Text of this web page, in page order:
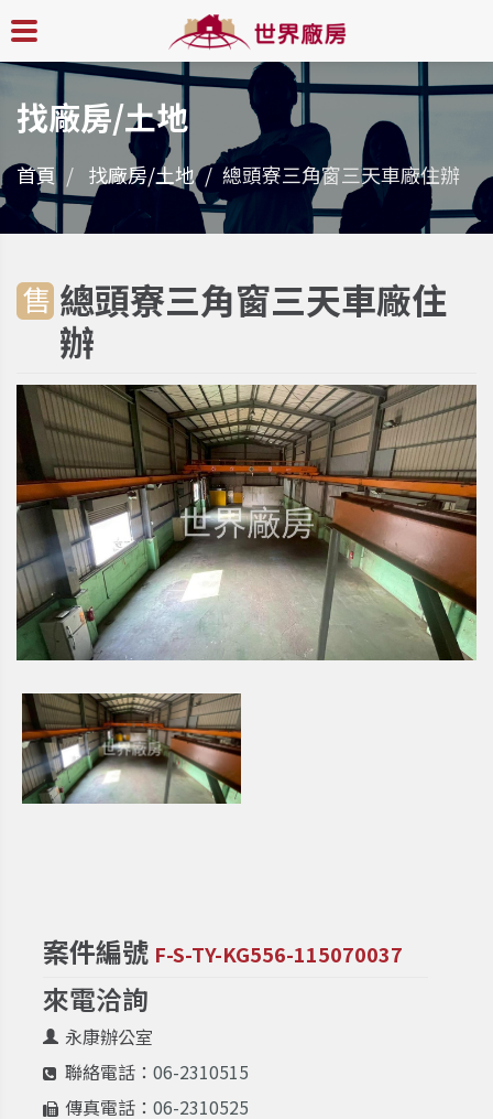
找廠房/土地
首頁 找廠房/土地 總頭寮三角窗三天車廠住辦
售 總頭寮三角窗三天車廠住
辦
案件編號 F-S-TY-KG556-115070037
來電洽詢
永康辦公室
聯絡電話： 06-2310515
傳真電話： 06-2310525